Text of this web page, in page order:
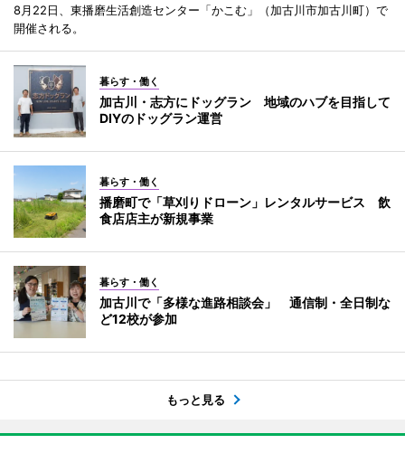
8月22日、東播磨生活創造センター「かこむ」（加古川市加古川町）で
開催される。
暮らす・働く
加古川・志方にドッグラン 地域のハブを目指して
DIYのドッグラン運営
暮らす・働く
播磨町で「草刈りドローン」レンタルサービス 飲
食店店主が新規事業
暮らす・働く
加古川で「多様な進路相談会」 通信制・全日制な
ど12校が参加
もっと見る